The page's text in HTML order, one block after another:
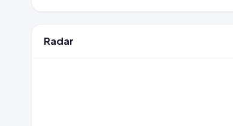
Radar